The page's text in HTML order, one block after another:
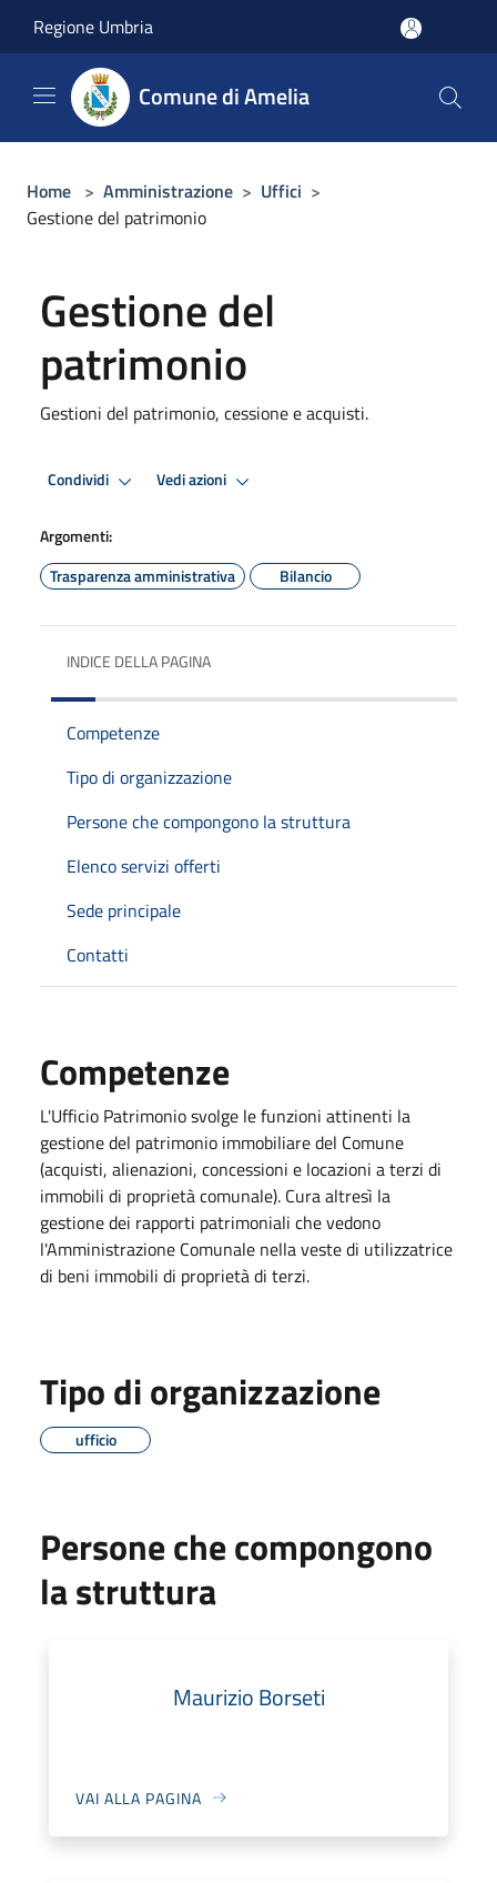
Regione Umbria
Comune di Amelia
Home > Amministrazione > Uffici >
Gestione del patrimonio
Gestione del
patrimonio
Gestioni del patrimonio, cessione e acquisti.
Condividi Vedi azioni
Argomenti:
Trasparenza amministrativa
Bilancio
INDICE DELLA PAGINA
Competenze
Tipo di organizzazione
Persone che compongono la struttura
Elenco servizi offerti
Sede principale
Contatti
Competenze
L'Ufficio Patrimonio svolge le funzioni attinenti la
gestione del patrimonio immobiliare del Comune
(acquisti, alienazioni, concessioni e locazioni a terzi di
immobili di proprietà comunale). Cura altresì la
gestione dei rapporti patrimoniali che vedono
l'Amministrazione Comunale nella veste di utilizzatrice
di beni immobili di proprietà di terzi.
Tipo di organizzazione
ufficio
Persone che compongono
la struttura
Maurizio Borseti
VAI ALLA PAGINA